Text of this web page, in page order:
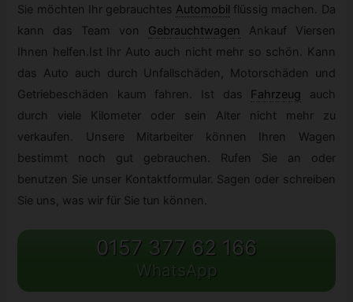
Sie möchten Ihr gebrauchtes Automobil flüssig machen. Da
kann das Team von
Gebrauchtwagen
Ankauf Viersen
Ihnen helfen.Ist Ihr Auto auch nicht mehr so schön. Kann
das Auto auch durch Unfallschäden, Motorschäden und
Getriebeschäden kaum fahren. Ist das
Fahrzeug
auch
durch viele Kilometer oder sein Alter nicht mehr zu
verkaufen. Unsere Mitarbeiter können Ihren Wagen
bestimmt noch gut gebrauchen. Rufen Sie an oder
benutzen Sie unser Kontaktformular. Sagen oder schreiben
Sie uns, was wir für Sie tun können.
0157 377 62 166
WhatsApp